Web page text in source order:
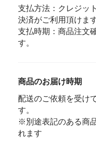
支払方法：クレジッ
決済がご利用頂けます
支払時期：商品注文
す。
商品のお届け時期
配送のご依頼を受け
す。
※別途表記のある商
れます